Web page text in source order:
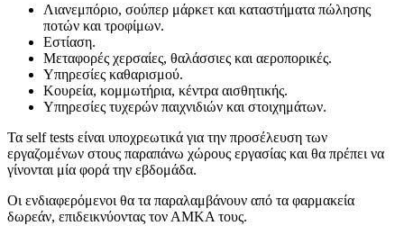
Λιανεμπόριο, σούπερ μάρκετ και καταστήματα πώλησης
ποτών και τροφίμων.
Εστίαση.
Μεταφορές χερσαίες, θαλάσσιες και αεροπορικές.
Υπηρεσίες καθαρισμού.
Κουρεία, κομμωτήρια, κέντρα αισθητικής.
Υπηρεσίες τυχερών παιχνιδιών και στοιχημάτων.
Τα self tests είναι υποχρεωτικά για την προσέλευση των
εργαζομένων στους παραπάνω χώρους εργασίας και θα πρέπει να
γίνονται μία φορά την εβδομάδα.
Οι ενδιαφερόμενοι θα τα παραλαμβάνουν από τα φαρμακεία
δωρεάν, επιδεικνύοντας τον ΑΜΚΑ τους.